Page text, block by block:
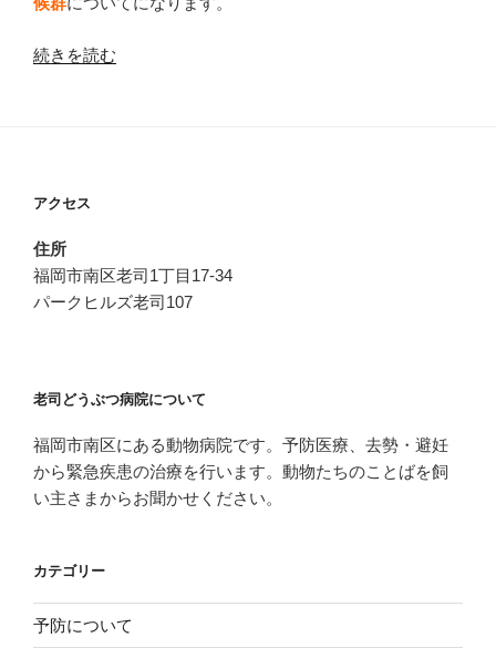
し
“胃
症
候
群”
の
続きを読む
アクセス
住所
福岡市南区老司1丁目17-34
パークヒルズ老司107
老司どうぶつ病院について
福岡市南区にある動物病院です。予防医療、去勢・避妊
から緊急疾患の治療を行います。動物たちのことばを飼
い主さまからお聞かせください。
カテゴリー
予防について